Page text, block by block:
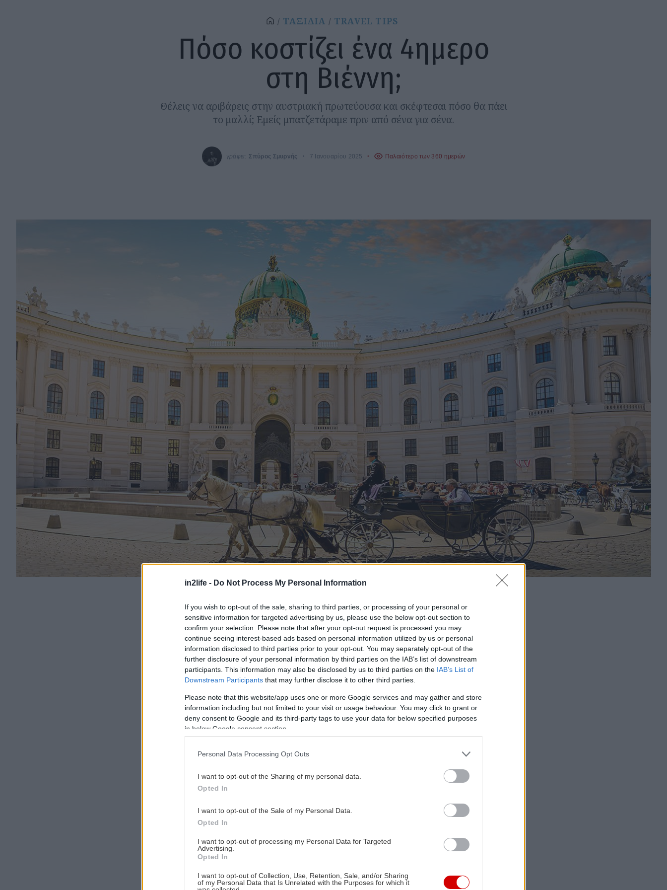
in2life - Do Not Process My Personal Information
If you wish to opt-out of the sale, sharing to third parties, or processing of your personal or
sensitive information for targeted advertising by us, please use the below opt-out section to
confirm your selection. Please note that after your opt-out request is processed you may
continue seeing interest-based ads based on personal information utilized by us or personal
information disclosed to third parties prior to your opt-out. You may separately opt-out of the
further disclosure of your personal information by third parties on the IAB’s list of downstream
participants. This information may also be disclosed by us to third parties on the IAB’s List of
Downstream Participants that may further disclose it to other third parties.
Please note that this website/app uses one or more Google services and may gather and store
information including but not limited to your visit or usage behaviour. You may click to grant or
deny consent to Google and its third-party tags to use your data for below specified purposes
in below Google consent section.
Personal Data Processing Opt Outs
I want to opt-out of the Sharing of my personal data.
Opted In
I want to opt-out of the Sale of my Personal Data.
Opted In
I want to opt-out of processing my Personal Data for Targeted
Advertising.
Opted In
I want to opt-out of Collection, Use, Retention, Sale, and/or Sharing
of my Personal Data that Is Unrelated with the Purposes for which it
ΤΑΞΙΔΙΑ TRAVEL TIPS
Πόσο κοστίζει ένα 4ημερο
στη Βιέννη;
Θέλεις να αριβάρεις στην αυστριακή πρωτεύουσα και σκέφτεσαι πόσο θα πάει
το μαλλί; Εμείς μπατζετάραμε πριν από σένα για σένα.
γράφει: Σπύρος Σμυρνής 7 Ιανουαρίου 2025 Παλαιότερο των 360 ημερών